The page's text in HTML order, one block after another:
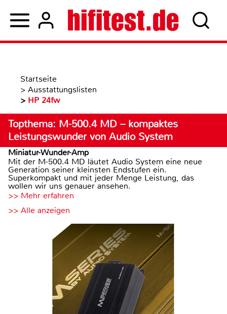
Startseite
> Ausstattungslisten
> HP 24fw
Topthema: M-500.4 MD – kompaktes
Leistungswunder von Audio System
Miniatur-Wunder-Amp
Mit der M-500.4 MD läutet Audio System eine neue
Generation seiner kleinsten Endstufen ein.
Superkompakt und mit jeder Menge Leistung, das
wollen wir uns genauer ansehen.
>> Mehr erfahren
>> Alle anzeigen